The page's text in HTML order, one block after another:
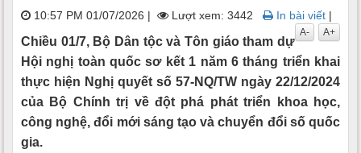
10:57 PM 01/07/2026 | Lượt xem: 3442 In bài viết |
A+
A-
Chiều 01/7, Bộ Dân tộc và Tôn giáo tham dự
Hội nghị toàn quốc sơ kết 1 năm 6 tháng triển khai
thực hiện Nghị quyết số 57-NQ/TW ngày 22/12/2024
của Bộ Chính trị về đột phá phát triển khoa học,
công nghệ, đổi mới sáng tạo và chuyển đổi số quốc
gia.